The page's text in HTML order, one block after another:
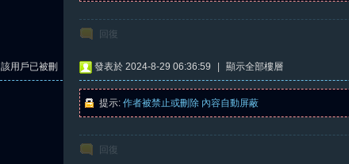
回復
該用戶已被刪
發表於 2024-8-29 06:36:59 顯示全部樓層
提示: 作者被禁止或刪除 內容自動屏蔽
回復